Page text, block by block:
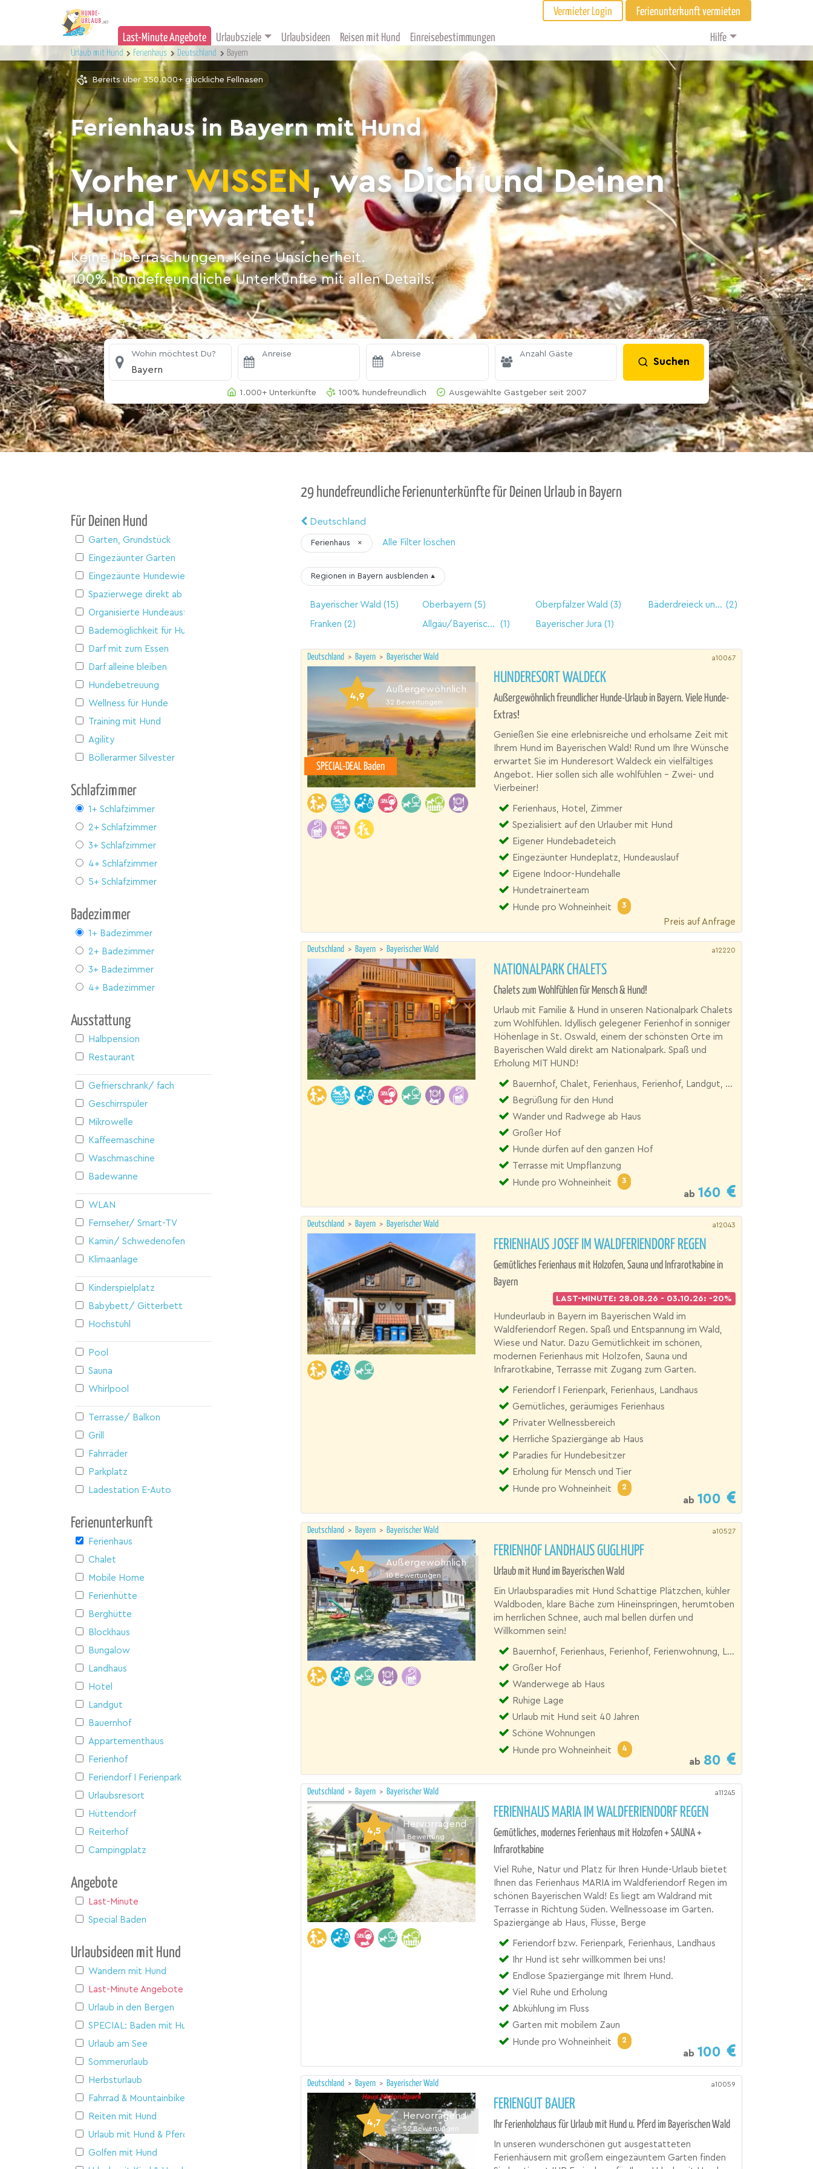
Vermieter Login Ferienunterkunft vermieten
Last-Minute Angebote Urlaubsziele Urlaubsideen Reisen mit Hund Einreisebestimmungen Hilfe
Urlaub mit Hund Ferienhaus Deutschland Bayern
Bereits über 350.000+ glückliche Fellnasen
Ferienhaus in Bayern mit Hund
VorherWISSEN, was Dich und Deinen
Hund erwartet!
Keine Überraschungen. Keine Unsicherheit.
100% hundefreundliche Unterkünfte mit allen Details.
Wohin möchtest Du?
Bayern
Anreise Abreise Anzahl Gäste
Suchen
1.000+ Unterkünfte 100% hundefreundlich Ausgewählte Gastgeber seit 2007
Für Deinen Hund
Garten, Grundstück
Eingezäunter Garten
Eingezäunte Hundewiese
Spazierwege direkt ab Haus
Organisierte Hundeausflüge
Bademöglichkeit für Hunde
Darf mit zum Essen
Darf alleine bleiben
Hundebetreuung
Wellness für Hunde
Training mit Hund
Agility
Böllerarmer Silvester
Schlafzimmer
1+ Schlafzimmer
2+ Schlafzimmer
3+ Schlafzimmer
4+ Schlafzimmer
5+ Schlafzimmer
Badezimmer
1+ Badezimmer
2+ Badezimmer
3+ Badezimmer
4+ Badezimmer
Ausstattung
Halbpension
Restaurant
Gefrierschrank/ fach
Geschirrspüler
Mikrowelle
Kaffeemaschine
Waschmaschine
Badewanne
WLAN
Fernseher/ Smart-TV
Kamin/ Schwedenofen
Klimaanlage
Kinderspielplatz
Babybett/ Gitterbett
Hochstuhl
Pool
Sauna
Whirlpool
Terrasse/ Balkon
Grill
Fahrräder
Parkplatz
Ladestation E-Auto
Ferienunterkunft
Ferienhaus
Chalet
Mobile Home
Ferienhütte
Berghütte
Blockhaus
Bungalow
Landhaus
Hotel
Landgut
Bauernhof
Appartementhaus
Ferienhof
Feriendorf I Ferienpark
Urlaubsresort
Hüttendorf
Reiterhof
Campingplatz
Angebote
Last-Minute
Special Baden
Urlaubsideen mit Hund
Wandern mit Hund
Last-Minute Angebote
Urlaub in den Bergen
SPECIAL: Baden mit Hund
Urlaub am See
Sommerurlaub
Herbsturlaub
Fahrrad & Mountainbike
Reiten mit Hund
Urlaub mit Hund & Pferd
Golfen mit Hund
29 hundefreundliche Ferienunterkünfte für Deinen Urlaub in Bayern
Deutschland
Ferienhaus × Alle Filter löschen
Regionen in Bayern ausblenden ▴
Bayerischer Wald (15) Oberbayern (5) Oberpfälzer Wald (3) Bäderdreieck und 3-Länder-Eck (2)
Franken (2) Allgäu/Bayerisch Schwaben/Bodensee (1) Bayerischer Jura (1)
Deutschland > Bayern > Bayerischer Wald a10067
4,9
Außergewöhnlich
32 Bewertungen
SPECIAL-DEAL Baden
HUNDERESORT WALDECK
Außergewöhnlich freundlicher Hunde-Urlaub in Bayern. Viele Hunde-
Extras!
Genießen Sie eine erlebnisreiche und erholsame Zeit mit
Ihrem Hund im Bayerischen Wald! Rund um Ihre Wünsche
erwartet Sie im Hunderesort Waldeck ein vielfältiges
Angebot. Hier sollen sich alle wohlfühlen – Zwei- und
Vierbeiner!
Ferienhaus, Hotel, Zimmer
Spezialisiert auf den Urlauber mit Hund
Eigener Hundebadeteich
Eingezäunter Hundeplatz, Hundeauslauf
Eigene Indoor-Hundehalle
Hundetrainerteam
Hunde pro Wohneinheit
3
Preis auf Anfrage
Deutschland > Bayern > Bayerischer Wald a12220
NATIONALPARK CHALETS
Chalets zum Wohlfühlen für Mensch & Hund!
Urlaub mit Familie & Hund in unseren Nationalpark Chalets
zum Wohlfühlen. Idyllisch gelegener Ferienhof in sonniger
Höhenlage in St. Oswald, einem der schönsten Orte im
Bayerischen Wald direkt am Nationalpark. Spaß und
Erholung MIT HUND!
Bauernhof, Chalet, Ferienhaus, Ferienhof, Landgut, Reiterhof, Urlaubsresort
Begrüßung für den Hund
Wander und Radwege ab Haus
Großer Hof
Hunde dürfen auf den ganzen Hof
Terrasse mit Umpflanzung
Hunde pro Wohneinheit
3
ab 160
Deutschland > Bayern > Bayerischer Wald a12043
FERIENHAUS JOSEF IM WALDFERIENDORF REGEN
Gemütliches Ferienhaus mit Holzofen, Sauna und Infrarotkabine in
Bayern
LAST-MINUTE: 28.08.26 - 03.10.26: -20%
Hundeurlaub in Bayern im Bayerischen Wald im
Waldferiendorf Regen. Spaß und Entspannung im Wald,
Wiese und Natur. Dazu Gemütlichkeit im schönen,
modernen Ferienhaus mit Holzofen, Sauna und
Infrarotkabine, Terrasse mit Zugang zum Garten.
Feriendorf I Ferienpark, Ferienhaus, Landhaus
Gemütliches, geräumiges Ferienhaus
Privater Wellnessbereich
Herrliche Spaziergänge ab Haus
Paradies für Hundebesitzer
Erholung für Mensch und Tier
Hunde pro Wohneinheit
2
ab 100
Deutschland > Bayern > Bayerischer Wald a10527
4,8
Außergewöhnlich
10 Bewertungen
FERIENHOF LANDHAUS GUGLHUPF
Urlaub mit Hund im Bayerischen Wald
Ein Urlaubsparadies mit Hund Schattige Plätzchen, kühler
Waldboden, klare Bäche zum Hineinspringen, herumtoben
im herrlichen Schnee, auch mal bellen dürfen und
Willkommen sein!
Bauernhof, Ferienhaus, Ferienhof, Ferienwohnung, Landhaus, Reiterhof
Großer Hof
Wanderwege ab Haus
Ruhige Lage
Urlaub mit Hund seit 40 Jahren
Schöne Wohnungen
Hunde pro Wohneinheit
4
ab 80
Deutschland > Bayern > Bayerischer Wald a11245
4,5
Hervorragend
1 Bewertung
FERIENHAUS MARIA IM WALDFERIENDORF REGEN
Gemütliches, modernes Ferienhaus mit Holzofen + SAUNA +
Infrarotkabine
Viel Ruhe, Natur und Platz für Ihren Hunde-Urlaub bietet
Ihnen das Ferienhaus MARIA im Waldferiendorf Regen im
schönen Bayerischen Wald! Es liegt am Waldrand mit
Terrasse in Richtung Süden. Wellnessoase im Garten.
Spaziergänge ab Haus, Flüsse, Berge
Feriendorf bzw. Ferienpark, Ferienhaus, Landhaus
Ihr Hund ist sehr willkommen bei uns!
Endlose Spaziergänge mit Ihrem Hund.
Viel Ruhe und Erholung
Abkühlung im Fluss
Garten mit mobilem Zaun
Hunde pro Wohneinheit
2
ab 100
Deutschland > Bayern > Bayerischer Wald a10059
4,7
Hervorragend
32 Bewertungen
FERIENGUT BAUER
Ihr Ferienholzhaus für Urlaub mit Hund u. Pferd im Bayerischen Wald
In unseren wunderschönen gut ausgestatteten
Ferienhäusern mit großem eingezäuntem Garten finden